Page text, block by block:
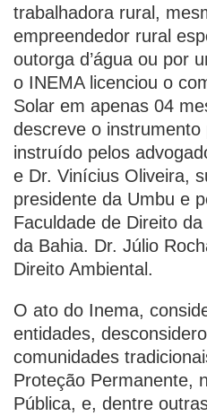
trabalhadora rural,
empreendedor rural
outorga d’água ou por
o INEMA licenciou o
Solar em apenas 04
descreve o instrumento
instruído pelos
e Dr. Vinícius Oliveira,
presidente da Umbu e
Faculdade de Direito
da Bahia. Dr. Júlio
Direito Ambiental.
O ato do Inema,
entidades,
comunidades
Proteção Permanente,
Pública, e, dentre